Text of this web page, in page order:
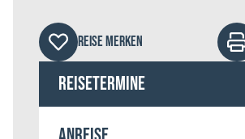
REISE MERKEN
Reisetermine